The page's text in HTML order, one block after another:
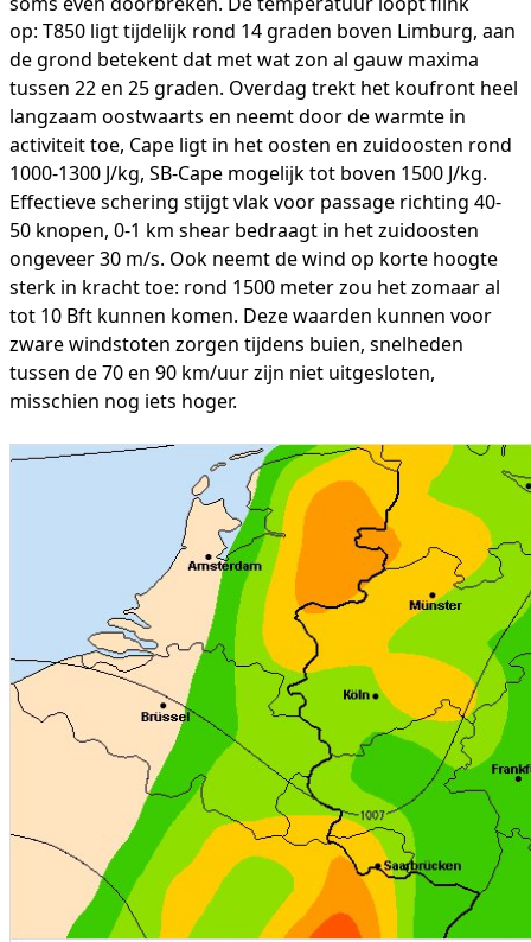
op: T850 ligt tijdelijk rond 14 graden boven Limburg, aan
de grond betekent dat met wat zon al gauw maxima
tussen 22 en 25 graden. Overdag trekt het koufront heel
langzaam oostwaarts en neemt door de warmte in
activiteit toe, Cape ligt in het oosten en zuidoosten rond
1000-1300 J/kg, SB-Cape mogelijk tot boven 1500 J/kg.
Effectieve schering stijgt vlak voor passage richting 40-
50 knopen, 0-1 km shear bedraagt in het zuidoosten
ongeveer 30 m/s. Ook neemt de wind op korte hoogte
sterk in kracht toe: rond 1500 meter zou het zomaar al
tot 10 Bft kunnen komen. Deze waarden kunnen voor
zware windstoten zorgen tijdens buien, snelheden
tussen de 70 en 90 km/uur zijn niet uitgesloten,
misschien nog iets hoger.